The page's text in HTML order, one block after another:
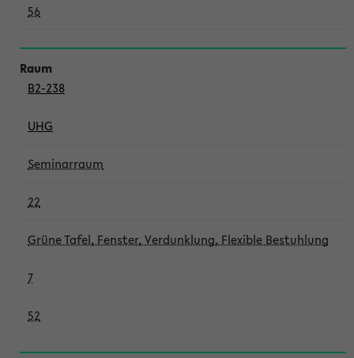
56
B2-238
UHG
Seminarraum
22
Grüne Tafel, Fenster, Verdunklung, Flexible Bestuhlung
7
52